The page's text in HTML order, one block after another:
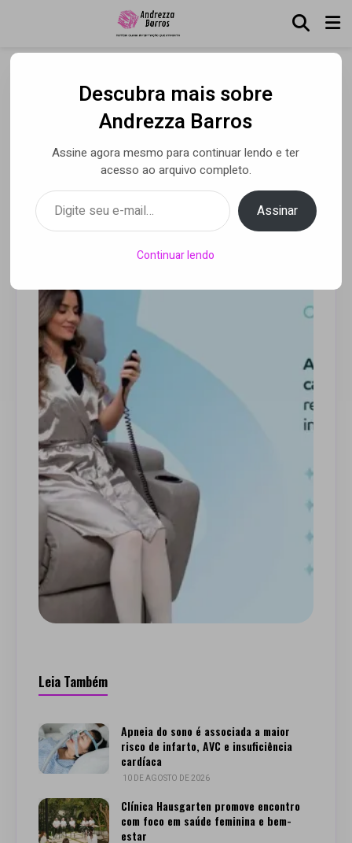
Conforte-se Florianópolis
locação de poltrona para
pós-operatório
Por Luca Moreira• 06 ago 2025
Leia Também
Apneia do sono é associada a maior
risco de infarto, AVC e insuficiência
cardíaca
10 DE AGOSTO DE 2026
Clínica Hausgarten promove encontro
com foco em saúde feminina e bem-
estar
Descubra mais sobre
Andrezza Barros
Assine agora mesmo para continuar lendo e ter
acesso ao arquivo completo.
Digite seu e-mail…
Assinar
Continuar lendo